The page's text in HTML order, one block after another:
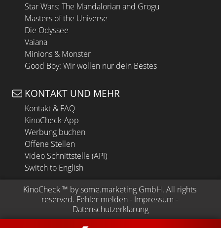
Star Wars: The Mandalorian and Grogu
Masters of the Universe
Die Odyssee
Vaiana
Minions & Monster
Good Boy: Wir wollen nur dein Bestes
KONTAKT UND MEHR
Kontakt & FAQ
KinoCheck-App
Werbung buchen
Offene Stellen
Video Schnittstelle (API)
Switch to English
KinoCheck ™ by some.marketing GmbH. All rights
reserved. Fehler melden - Impressum -
Datenschutzerklärung